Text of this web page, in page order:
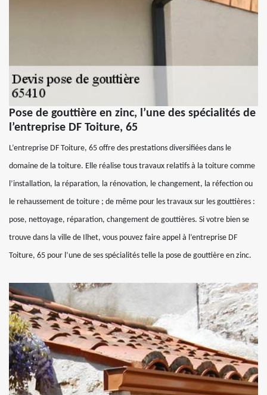
Pose de gouttière en zinc, l’une des spécialités de
l’entreprise DF Toiture, 65
L’entreprise DF Toiture, 65 offre des prestations diversifiées dans le
domaine de la toiture. Elle réalise tous travaux relatifs à la toiture comme
l’installation, la réparation, la rénovation, le changement, la réfection ou
le rehaussement de toiture ; de même pour les travaux sur les gouttières :
pose, nettoyage, réparation, changement de gouttières. Si votre bien se
trouve dans la ville de Ilhet, vous pouvez faire appel à l’entreprise DF
Toiture, 65 pour l’une de ses spécialités telle la pose de gouttière en zinc.